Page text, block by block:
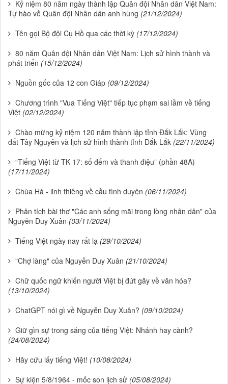
Kỷ niệm 80 năm ngày thành lập Quân đội Nhân dân Việt Nam:
Tự hào về Quân đội Nhân dân anh hùng (21/12/2024)
Tên gọi Bộ đội Cụ Hồ qua các thời kỳ (17/12/2024)
80 năm Quân đội Nhân dân Việt Nam: Lịch sử hình thành và
phát triển (15/12/2024)
Nguồn gốc của 12 con Giáp (09/12/2024)
Chương trình "Vua Tiếng Việt" tiếp tục phạm sai lầm về tiếng
Việt (02/12/2024)
Chào mừng kỷ niệm 120 năm thành lập tỉnh Đắk Lắk: Vùng
đất Tây Nguyên và lịch sử hình thành tỉnh Đắk Lắk (22/11/2024)
“Tiếng Việt từ TK 17: số đếm và thanh điệu” (phần 48A)
(17/11/2024)
Chùa Hà - linh thiêng về cầu tình duyên (06/11/2024)
Phân tích bài thơ "Các anh sống mãi trong lòng nhân dân" của
Nguyễn Duy Xuân (03/11/2024)
Tiếng Việt ngày nay rất lạ (29/10/2024)
"Chợ làng" của Nguyễn Duy Xuân (21/10/2024)
Chữ quốc ngữ khiến người Việt bị đứt gãy về văn hóa?
(13/10/2024)
ChatGPT nói gì về Nguyễn Duy Xuân? (09/10/2024)
Giữ gìn sự trong sáng của tiếng Việt: Nhánh hay cành?
(24/08/2024)
Hãy cứu lấy tiếng Việt! (10/08/2024)
Sự kiện 5/8/1964 - mốc son lịch sử (05/08/2024)